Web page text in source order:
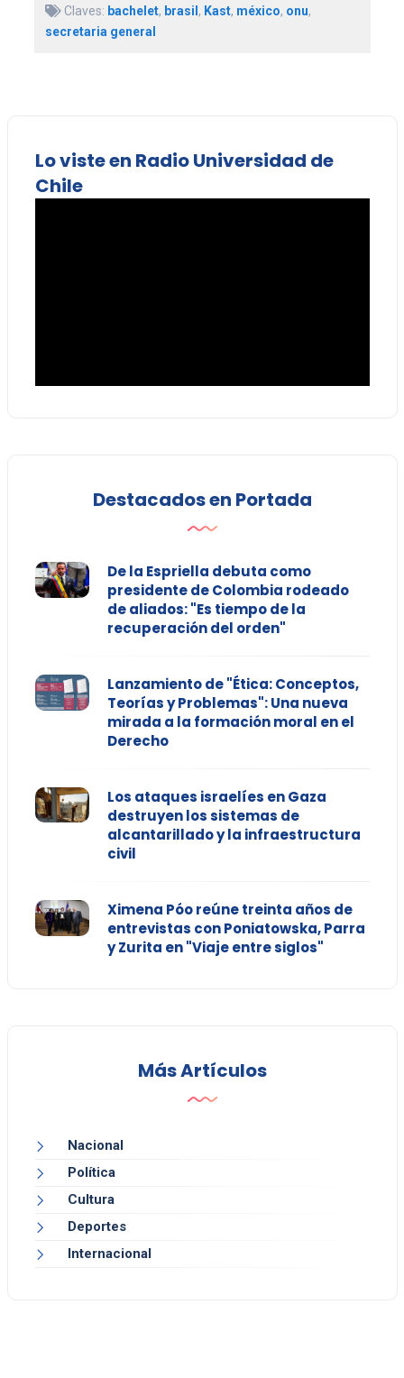
Claves: bachelet, brasil, Kast, méxico, onu,
secretaria general
Lo viste en Radio Universidad de
Chile
Destacados en Portada
De la Espriella debuta como
presidente de Colombia rodeado
de aliados: "Es tiempo de la
recuperación del orden"
Lanzamiento de "Ética: Conceptos,
Teorías y Problemas": Una nueva
mirada a la formación moral en el
Derecho
Los ataques israelíes en Gaza
destruyen los sistemas de
alcantarillado y la infraestructura
civil
Ximena Póo reúne treinta años de
entrevistas con Poniatowska, Parra
y Zurita en "Viaje entre siglos"
Más Artículos
Nacional
Política
Cultura
Deportes
Internacional